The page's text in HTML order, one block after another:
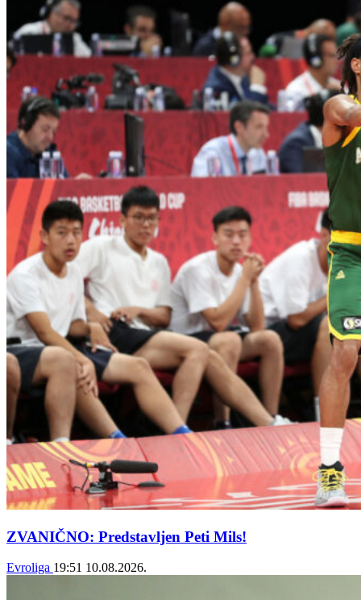
ZVANIČNO: Predstavljen Peti Mils!
Evroliga 19:51 10.08.2026.